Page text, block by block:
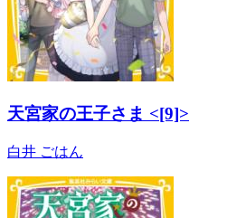
天宮家の王子さま <[9]>
白井 ごはん